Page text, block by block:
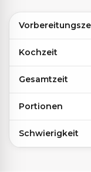
Kochzeit
Gesamtzeit
Portionen
Schwierigkeit